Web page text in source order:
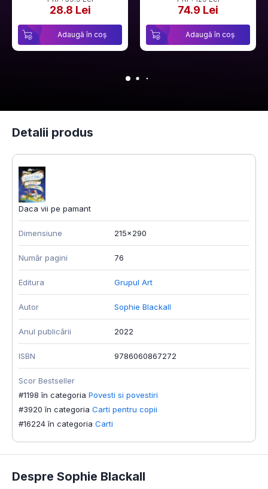
28.8 Lei
Adaugă în coș
74.9 Lei
Adaugă în coș
Detalii produs
Daca vii pe pamant
Dimensiune 215x290
Număr pagini 76
Editura Grupul Art
Autor Sophie Blackall
Anul publicării 2022
ISBN 9786060867272
Scor Bestseller
#1198 în categoria Povesti si povestiri
#3920 în categoria Carti pentru copii
#16224 în categoria Carti
Despre Sophie Blackall